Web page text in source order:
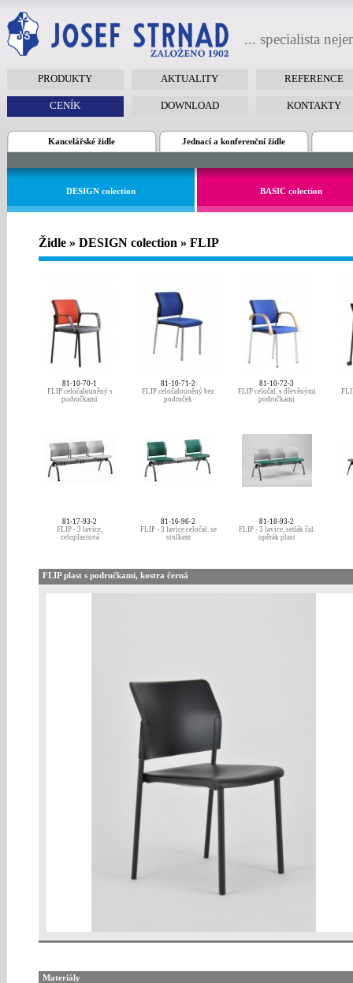
... specialista
PRODUKTY AKTUALITY REFERENCE
CENÍK DOWNLOAD KONTAKTY
Kancelářské židle Jednací a konferenční židle
DESIGN colection BASIC colection
Židle » DESIGN colection » FLIP
81-10-70-1
FLIP celočalouněný s
područkami
81-10-71-2
FLIP celočalouněný bez
područek
81-10-72-3
FLIP celočal. s dřevěnými
područkami
81-17-93-2
FLIP - 3 lavice,
celoplastová
81-16-96-2
FLIP - 3 lavice celočal. se
stolkem
81-18-93-2
FLIP - 3 lavice, sedák čal.
opěrák plast
FLIP plast s područkami, kostra černá
Materiály